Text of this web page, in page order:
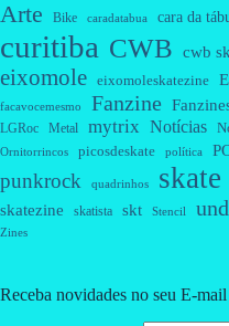
Arte Bike caradatabua cara da
curitiba CWB cwb
eixomole eixomoleskatezine
facavocemesmo Fanzine
LGRoc Metal mytrix Notícias
Ornitorrincos picosdeskate política
punkrock quadrinhos skate
skatezine skatista skt Stencil
Zines
Receba novidades no seu E-